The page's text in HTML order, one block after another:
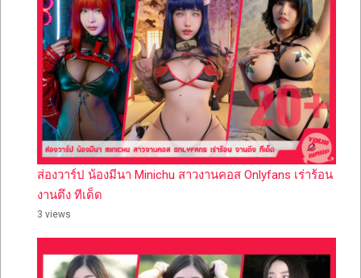
ส่องวาร์ป น้องมีนา Minichu สาวงานคอส Onlyfans เร่าร้อน
งานตึง ทีเด็ด
3 views